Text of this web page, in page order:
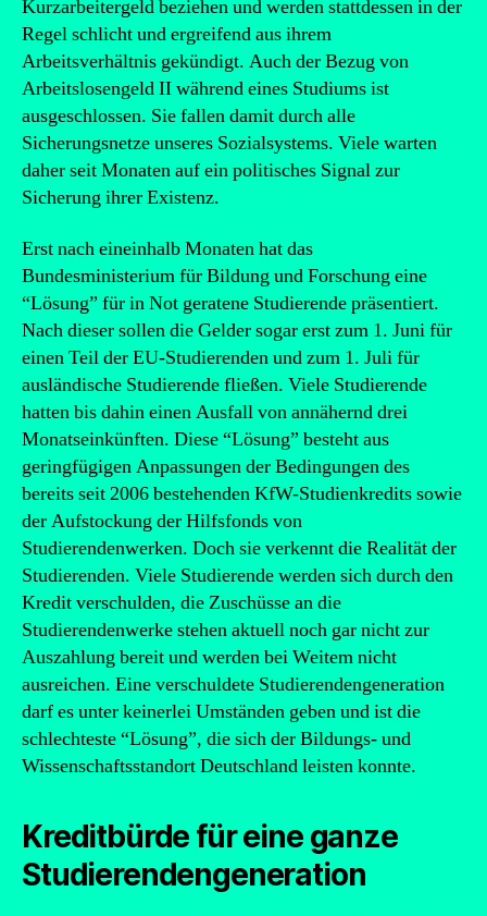
Kurzarbeitergeld beziehen und werden stattdessen in der
Regel schlicht und ergreifend aus ihrem
Arbeitsverhältnis gekündigt. Auch der Bezug von
Arbeitslosengeld II während eines Studiums ist
ausgeschlossen. Sie fallen damit durch alle
Sicherungsnetze unseres Sozialsystems. Viele warten
daher seit Monaten auf ein politisches Signal zur
Sicherung ihrer Existenz.
Erst nach eineinhalb Monaten hat das
Bundesministerium für Bildung und Forschung eine
“Lösung” für in Not geratene Studierende präsentiert.
Nach dieser sollen die Gelder sogar erst zum 1. Juni für
einen Teil der EU-Studierenden und zum 1. Juli für
ausländische Studierende fließen. Viele Studierende
hatten bis dahin einen Ausfall von annähernd drei
Monatseinkünften. Diese “Lösung” besteht aus
geringfügigen Anpassungen der Bedingungen des
bereits seit 2006 bestehenden KfW-Studienkredits sowie
der Aufstockung der Hilfsfonds von
Studierendenwerken. Doch sie verkennt die Realität der
Studierenden. Viele Studierende werden sich durch den
Kredit verschulden, die Zuschüsse an die
Studierendenwerke stehen aktuell noch gar nicht zur
Auszahlung bereit und werden bei Weitem nicht
ausreichen. Eine verschuldete Studierendengeneration
darf es unter keinerlei Umständen geben und ist die
schlechteste “Lösung”, die sich der Bildungs- und
Wissenschaftsstandort Deutschland leisten konnte.
Kreditbürde für eine ganze
Studierendengeneration